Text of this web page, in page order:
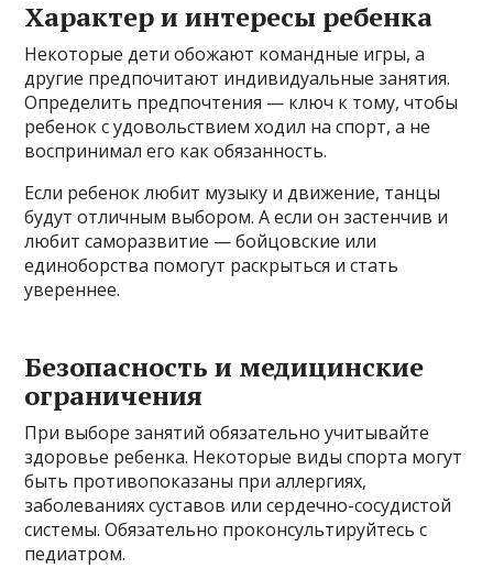
Характер и интересы ребенка
Некоторые дети обожают командные игры, а
другие предпочитают индивидуальные занятия.
Определить предпочтения — ключ к тому, чтобы
ребенок с удовольствием ходил на спорт, а не
воспринимал его как обязанность.
Если ребенок любит музыку и движение, танцы
будут отличным выбором. А если он застенчив и
любит саморазвитие — бойцовские или
единоборства помогут раскрыться и стать
увереннее.
Безопасность и медицинские
ограничения
При выборе занятий обязательно учитывайте
здоровье ребенка. Некоторые виды спорта могут
быть противопоказаны при аллергиях,
заболеваниях суставов или сердечно-сосудистой
системы. Обязательно проконсультируйтесь с
педиатром.